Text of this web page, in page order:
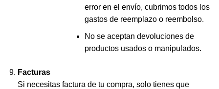
error en el envío, cubrimos todos los
gastos de reemplazo o reembolso.
No se aceptan devoluciones de
productos usados o manipulados.
Facturas
Si necesitas factura de tu compra, solo tienes que